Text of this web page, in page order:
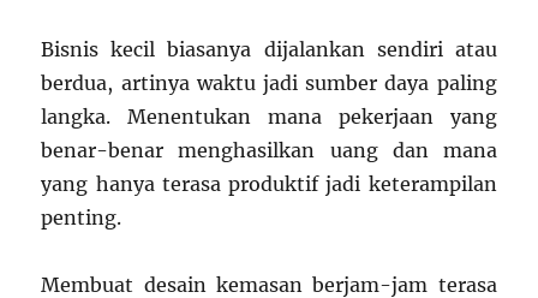
Bisnis kecil biasanya dijalankan sendiri atau
berdua, artinya waktu jadi sumber daya paling
langka. Menentukan mana pekerjaan yang
benar-benar menghasilkan uang dan mana
yang hanya terasa produktif jadi keterampilan
penting.
Membuat desain kemasan berjam-jam terasa